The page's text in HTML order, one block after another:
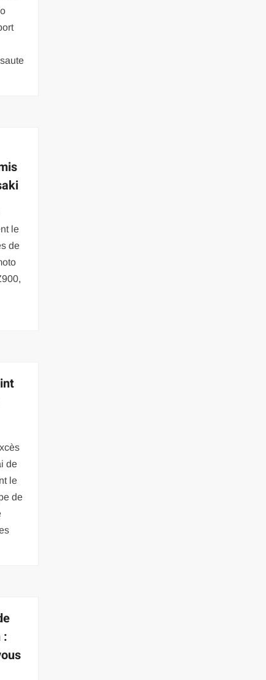
le
de
de
le
de
: